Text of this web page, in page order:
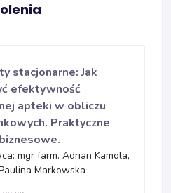
stacjonarne: Jak
efektywność
apteki w obliczu
Praktyczne
mgr farm. Adrian Kamola,
Markowska